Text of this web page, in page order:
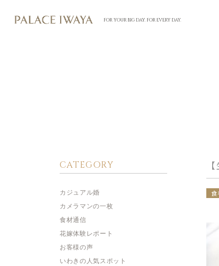
FOR YOUR BIG DAY. FOR EVERY DAY.
CATEGORY
カジュアル婚
カメラマンの一枚
食材通信
花嫁体験レポート
お客様の声
いわきの人気スポット
食